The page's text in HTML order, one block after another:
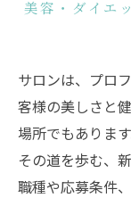
美容・ダイエ
サロンは、プロ
客様の美しさと
場所でもありま
その道を歩む、
職種や応募条件